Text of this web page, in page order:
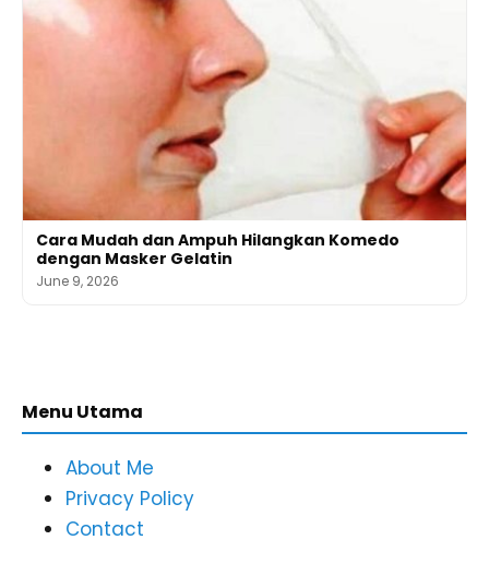
Cara Mudah dan Ampuh Hilangkan Komedo
dengan Masker Gelatin
June 9, 2026
Menu Utama
About Me
Privacy Policy
Contact